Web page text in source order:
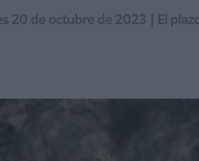
20 de octubre de 2023 | El